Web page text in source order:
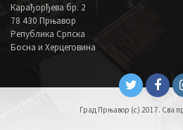
Карађорђева бр. 2
78 430 Прњавор
Република Српска
Босна и Херцеговина
Град Прњавор (c) 2017. Сва